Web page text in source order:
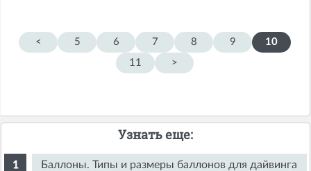
< 5 6 7 8 9
10
11
>
Узнать еще:
Баллоны. Типы и размеры баллонов для дайвинга